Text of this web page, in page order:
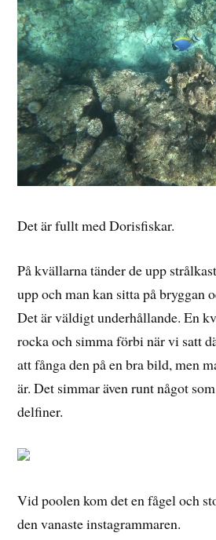
Det är fullt med Dorisfiskar.
På kvällarna tänder de upp
upp och man kan sitta på bryggan
Det är väldigt underhållande. En
rocka och simma förbi när vi satt
att fånga den på en bra bild, men
är. Det simmar även runt något
delfiner.
Vid poolen kom det en fågel och
den vanaste instagrammaren.